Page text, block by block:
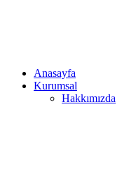
Anasayfa
Kurumsal
Hakkımızda